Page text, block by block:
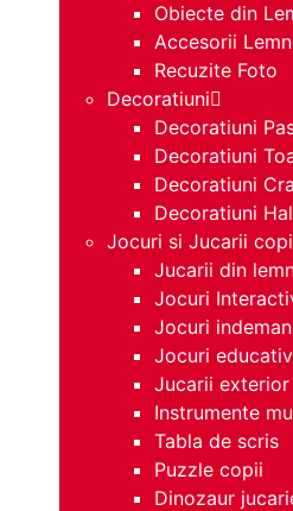
Obiecte din
Accesorii Lemn
Recuzite Foto
Decoratiuni
Decoratiuni
Decoratiuni
Decoratiuni
Decoratiuni
Jocuri si Jucarii
Jucarii din
Jocuri
Jocuri
Jocuri
Jucarii exterior
Instrumente
Tabla de scris
Puzzle copii
Dinozaur